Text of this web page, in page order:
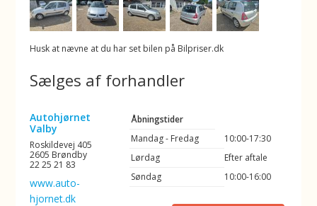
Husk at nævne at du har set bilen på Bilpriser.dk
Sælges af forhandler
Autohjørnet
Valby
Roskildevej 405
2605 Brøndby
22 25 21 83
www.auto-
hjornet.dk
Åbningstider
Mandag - Fredag
10:00-17:30
Lørdag
Efter aftale
Søndag
10:00-16:00